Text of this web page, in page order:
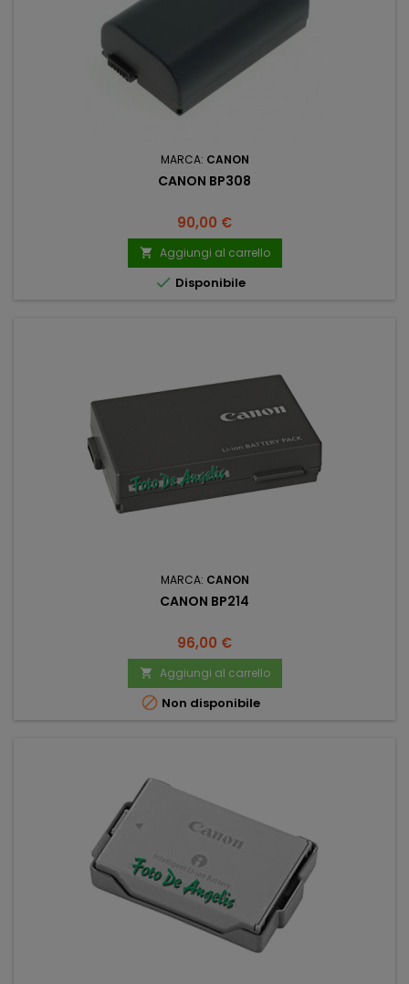
MARCA: CANON
CANON BP308
Prezzo
90,00 €
 Aggiungi al carrello
 Disponibile
MARCA: CANON
CANON BP214
Prezzo
96,00 €
 Aggiungi al carrello
 Non disponibile